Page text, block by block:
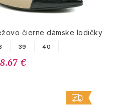
čierne dámske lodičky
39 40
€